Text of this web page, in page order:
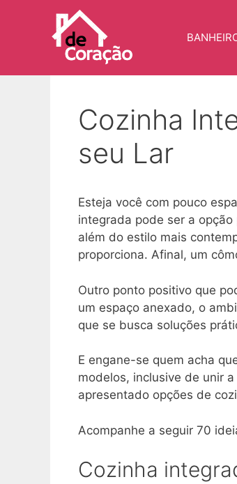
Cozinha
seu Lar
Esteja você com pouco
integrada pode ser a
além do estilo mais
proporciona. Afinal, um
Outro ponto positivo que
um espaço anexado, o
que se busca soluções
E engane-se quem acha
modelos, inclusive de unir
apresentado opções de
Acompanhe a seguir 70
Cozinha